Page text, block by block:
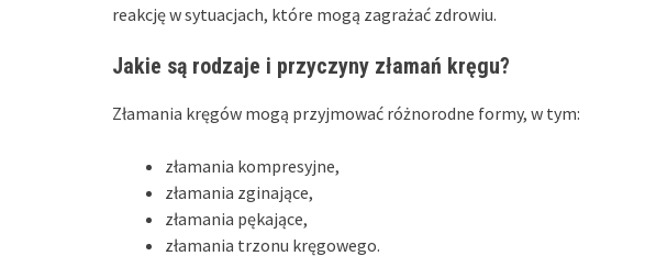
reakcję w sytuacjach, które mogą zagrażać zdrowiu.
Jakie są rodzaje i przyczyny złamań kręgu?
Złamania kręgów mogą przyjmować różnorodne formy, w tym:
złamania kompresyjne,
złamania zginające,
złamania pękające,
złamania trzonu kręgowego.